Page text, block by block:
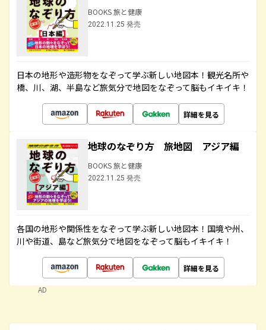
BOOKS 旅と健康
2022.11.25 発売
日本の地形や造形物をなぞって学ぶ新しい地図本！観光名所や
橋、川、湖、半島など旅気分で地図をなぞって脳もイキイキ！
詳細を見る
地球のなぞり方 旅地図 アジア編
BOOKS 旅と健康
2022.11.25 発売
各国の地形や関係性をなぞって学ぶ新しい地図本！国境や州、
川や街道、島など旅気分で地図をなぞって脳もイキイキ！
詳細を見る
AD